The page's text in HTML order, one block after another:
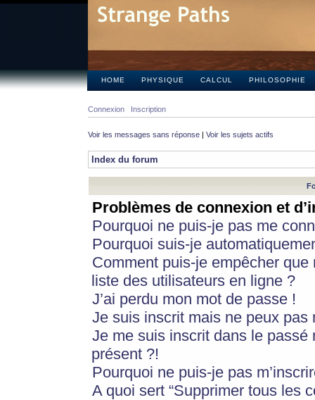
HOME PHYSIQUE CALCUL PHILOSOPHIE
Connexion Inscription
Voir les messages sans réponse | Voir les sujets actifs
Index du forum
Problèmes de connexion et
Pourquoi ne puis-je pas me
Pourquoi suis-je
Comment puis-je empêcher
liste des utilisateurs en ligne ?
J’ai perdu mon mot de passe !
Je suis inscrit mais ne peux pas
Je me suis inscrit dans le
présent ?!
Pourquoi ne puis-je pas
A quoi sert “Supprimer tous les